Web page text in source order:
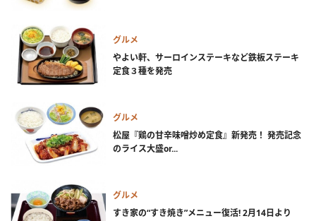
グルメ
やよい軒、サーロインステーキなど鉄板ステーキ
定食３種を発売
グルメ
松屋『鶏の甘辛味噌炒め定食』新発売！ 発売記念
のライス大盛or...
グルメ
すき家の“すき焼き”メニュー復活! 2月14日より